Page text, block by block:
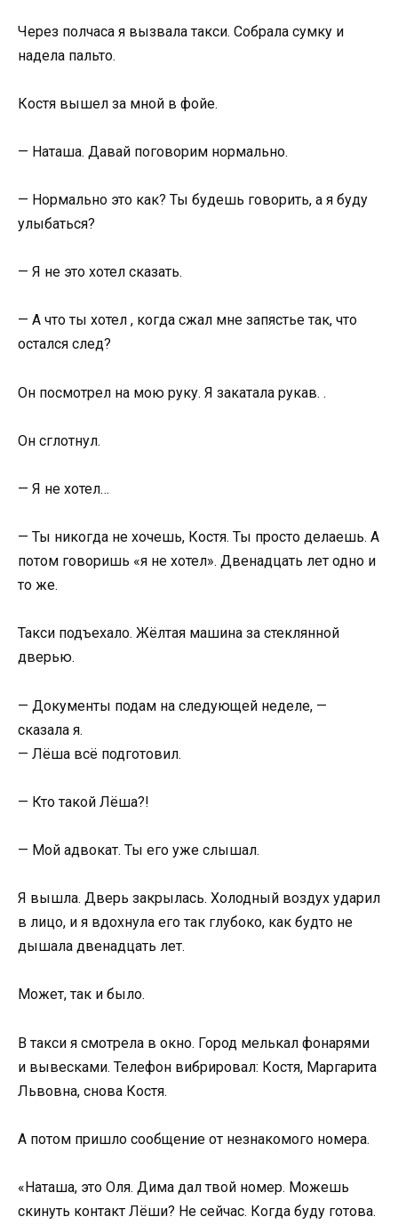
Через полчаса я вызвала такси. Собрала сумку и
надела пальто.
Костя вышел за мной в фойе.
— Наташа. Давай поговорим нормально.
— Нормально это как? Ты будешь говорить, а я буду
улыбаться?
— Я не это хотел сказать.
— А что ты хотел , когда сжал мне запястье так, что
остался след?
Он посмотрел на мою руку. Я закатала рукав. .
Он сглотнул.
— Я не хотел…
— Ты никогда не хочешь, Костя. Ты просто делаешь. А
потом говоришь «я не хотел». Двенадцать лет одно и
то же.
Такси подъехало. Жёлтая машина за стеклянной
дверью.
— Документы подам на следующей неделе, —
сказала я.
— Лёша всё подготовил.
— Кто такой Лёша?!
— Мой адвокат. Ты его уже слышал.
Я вышла. Дверь закрылась. Холодный воздух ударил
в лицо, и я вдохнула его так глубоко, как будто не
дышала двенадцать лет.
Может, так и было.
В такси я смотрела в окно. Город мелькал фонарями
и вывесками. Телефон вибрировал: Костя, Маргарита
Львовна, снова Костя.
А потом пришло сообщение от незнакомого номера.
«Наташа, это Оля. Дима дал твой номер. Можешь
скинуть контакт Лёши? Не сейчас. Когда буду готова.